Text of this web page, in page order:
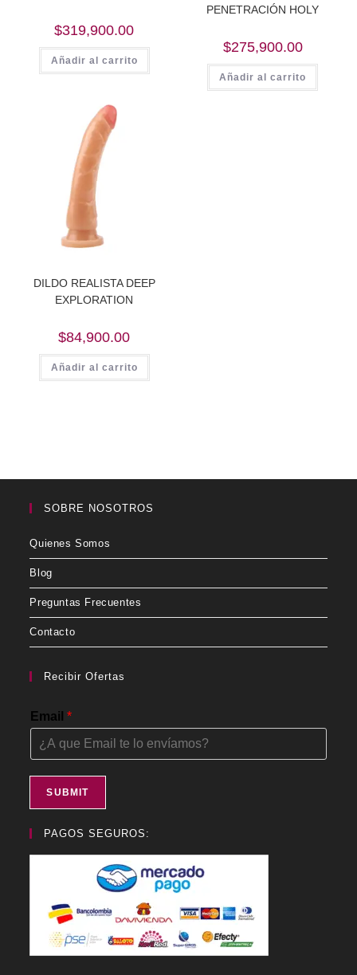
$319,900.00
Añadir al carrito
PENETRACIÓN HOLY
$275,900.00
Añadir al carrito
DILDO REALISTA DEEP
EXPLORATION
$84,900.00
Añadir al carrito
SOBRE NOSOTROS
Quienes Somos
Blog
Preguntas Frecuentes
Contacto
Recibir Ofertas
Email*
SUBMIT
PAGOS SEGUROS: